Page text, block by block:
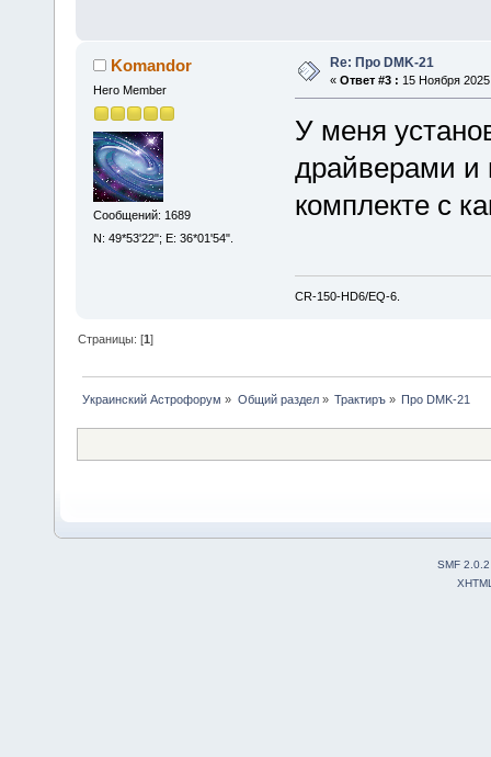
Komandor
Hero Member
Сообщений: 1689
N: 49*53'22"; E: 36*01'54".
Re: Про DMK-21
« Ответ #3 : 15 Ноября
У меня
драйверами и
комплекте с
CR-150-HD6/EQ-6.
Страницы: [1]
Украинский Астрофорум » Общий раздел» Трактиръ» Про DMK-21
SMF 2.0.2